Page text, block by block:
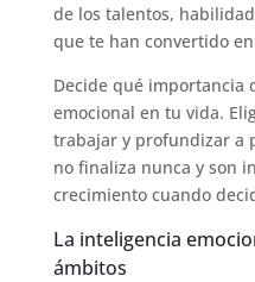
de los talentos,
que te han convertido
Decide qué importancia
emocional en tu vida.
trabajar y profundizar a
no finaliza nunca y son
crecimiento cuando
La inteligencia
ámbitos